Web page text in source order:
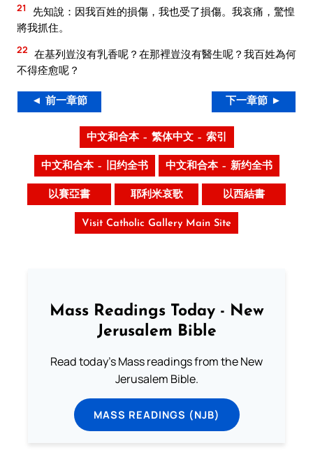
21
先知說：因我百姓的損傷，我也受了損傷。我哀痛，驚惶
將我抓住。
22 在基列豈沒有乳香呢？在那裡豈沒有醫生呢？我百姓為何
不得痊愈呢？
◄ 前一章節 下一章節 ►
中文和合本 – 繁体中文 – 索引
中文和合本 – 旧约全书 中文和合本 – 新约全书
以賽亞書 耶利米哀歌 以西結書
Visit Catholic Gallery Main Site
Mass Readings Today - New
Jerusalem Bible
Read today's Mass readings from the New
Jerusalem Bible.
MASS READINGS (NJB)